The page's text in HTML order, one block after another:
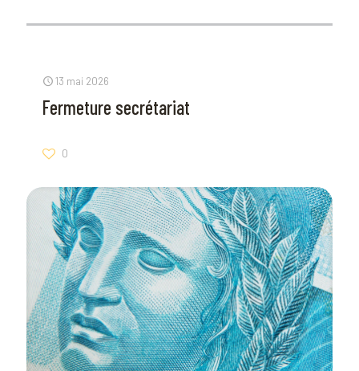
13 mai 2026
Fermeture secrétariat
0